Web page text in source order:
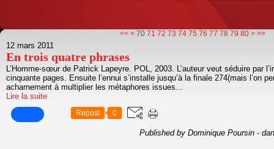
<< < 10
20
30
40
50
60
70 71 72 73 74 75 76 77 78 79 80 90
100
> >>
12 mars 2011
En trois quatre phrases
L’Homme-sœur de Patrick Lapeyre. POL, 2003. L’auteur veut séduire par
cinquante pages. Ensuite l’ennui s’installe jusqu’à la finale 274(mais l’on
acharnement à multiplier les métaphores issues...
Lire la suite
Repost 0
Published by Dominique Poursin -